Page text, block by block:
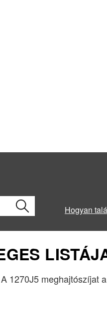
Hogyan
1270J5 meghajtószíjat